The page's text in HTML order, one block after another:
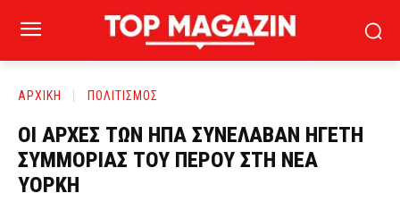
ΑΡΧΙΚΗ ΠΟΛΙΤΙΣΜΟΣ
ΟΙ ΑΡΧΕΣ ΤΩΝ ΗΠΑ ΣΥΝΕΛΑΒΑΝ ΗΓΕΤΗ
ΣΥΜΜΟΡΙΑΣ ΤΟΥ ΠΕΡΟΥ ΣΤΗ ΝΕΑ
ΥΟΡΚΗ